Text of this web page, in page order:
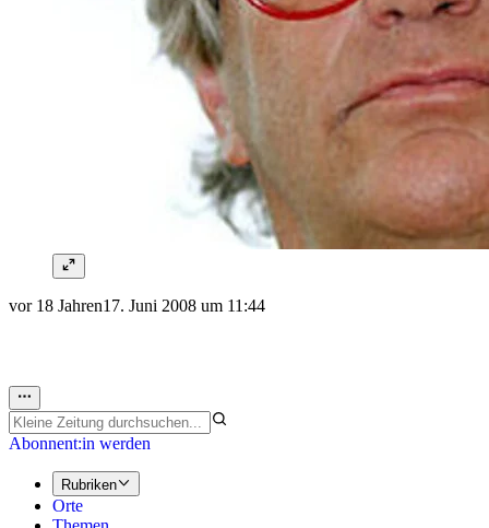
vor 18 Jahren17. Juni 2008 um 11:44
Abonnent:in werden
Rubriken
Orte